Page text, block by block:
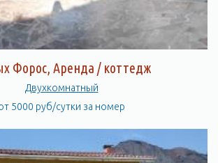
Форос, Аренда / коттедж
Двухкомнатный
5000 руб/сутки за номер